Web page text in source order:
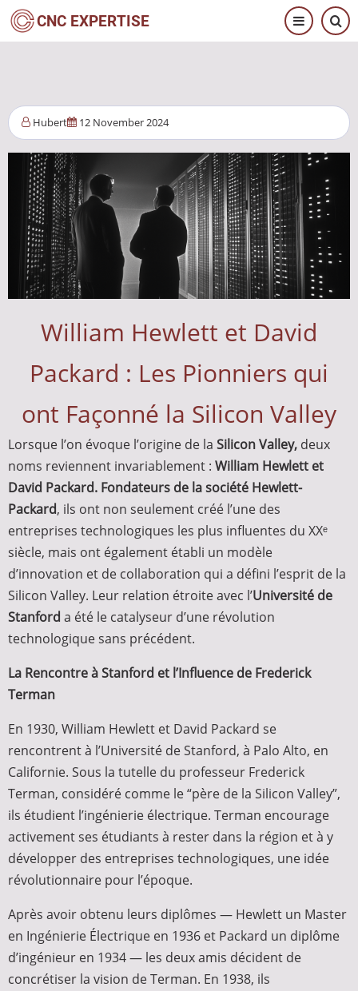
Aller
au
CNC EXPERTISE
Hubert 12 November 2024
William Hewlett et David
Packard : Les Pionniers qui
ont Façonné la Silicon Valley
Lorsque l’on évoque l’origine de la Silicon Valley, deux
noms reviennent invariablement : William Hewlett et
David Packard. Fondateurs de la société Hewlett-
Packard, ils ont non seulement créé l’une des
entreprises technologiques les plus influentes du XXᵉ
siècle, mais ont également établi un modèle
d’innovation et de collaboration qui a défini l’esprit de la
Silicon Valley. Leur relation étroite avec l’Université de
Stanford a été le catalyseur d’une révolution
technologique sans précédent.
La Rencontre à Stanford et l’Influence de Frederick
Terman
En 1930, William Hewlett et David Packard se
rencontrent à l’Université de Stanford, à Palo Alto, en
Californie. Sous la tutelle du professeur Frederick
Terman, considéré comme le “père de la Silicon Valley”,
ils étudient l’ingénierie électrique. Terman encourage
activement ses étudiants à rester dans la région et à y
développer des entreprises technologiques, une idée
révolutionnaire pour l’époque.
Après avoir obtenu leurs diplômes — Hewlett un Master
en Ingénierie Électrique en 1936 et Packard un diplôme
d’ingénieur en 1934 — les deux amis décident de
concrétiser la vision de Terman. En 1938, ils